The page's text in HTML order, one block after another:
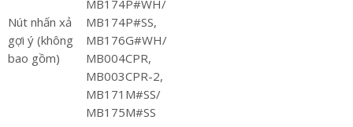
Nút nhấn xả
gợi ý (không
bao gồm)
MB174P#WH/
MB174P#SS,
MB176G#WH/
MB004CPR,
MB003CPR-2,
MB171M#SS/
MB175M#SS